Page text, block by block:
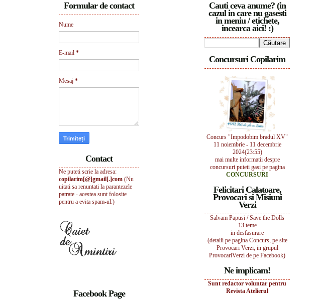
Cauti ceva anume? (in
cazul in care nu gasesti
in meniu / etichete,
incearca aici! :)
Concursuri Copilarim
Concurs "Impodobim bradul XV"
11 noiembrie - 11 decembrie
2024(23:55)
mai multe informatii despre
concursuri puteti gasi pe pagina
CONCURSURI
Felicitari Calatoare,
Provocari si Misiuni
Verzi
Salvam Papusi / Save the Dolls
13 teme
in desfasurare
(detalii pe pagina Concurs, pe site
Provocari Verzi, in grupul
ProvocariVerzi de pe Facebook)
Ne implicam!
Sunt redactor voluntar pentru
Revista Atelierul
Formular de contact
Nume
E-mail *
Mesaj *
Contact
Ne puteti scrie la adresa:
copilarim[@]gmail[.]com (Nu
uitati sa renuntati la parantezele
patrate - acestea sunt folosite
pentru a evita spam-ul.)
Facebook Page